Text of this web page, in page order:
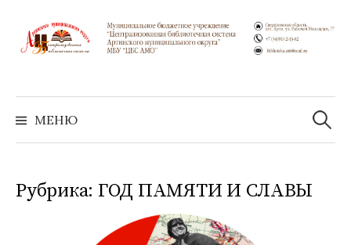
содержимому
МЕНЮ
Найти:
Рубрика: ГОД ПАМЯТИ И СЛАВЫ